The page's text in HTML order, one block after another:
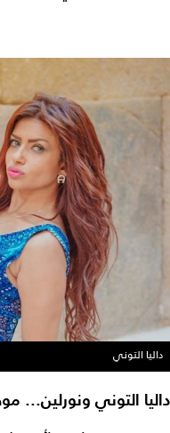
داليا التوني
داليا التوني ونورلين...